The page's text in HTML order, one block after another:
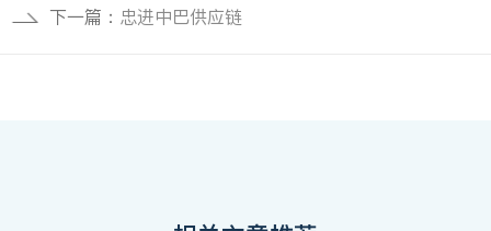
下一篇： 忠进中巴供应链